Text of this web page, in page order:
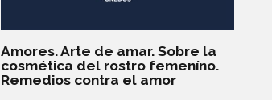
Amores. Arte de amar. Sobre la
cosmética del rostro femeníno.
Remedios contra el amor